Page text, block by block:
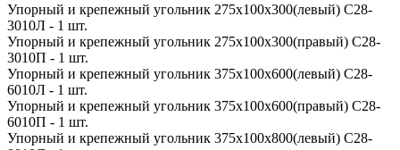
Упорный и крепежный угольник 275x100x300(левый) С28-
3010Л - 1 шт.
Упорный и крепежный угольник 275x100x300(правый) С28-
3010П - 1 шт.
Упорный и крепежный угольник 375x100x600(левый) С28-
6010Л - 1 шт.
Упорный и крепежный угольник 375x100x600(правый) С28-
6010П - 1 шт.
Упорный и крепежный угольник 375x100x800(левый) С28-